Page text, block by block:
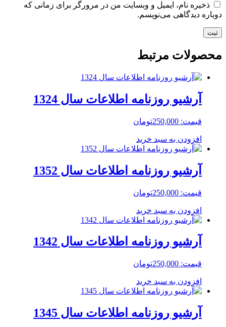
ذخیره نام، ایمیل و وبسایت من در مرورگر برای زمانی که
دوباره دیدگاهی می‌نویسم.
محصولات مرتبط
آرشیو روزنامه اطلاعات سال 1324
قیمت: 250,000تومان
افزودن به سبد خرید
آرشیو روزنامه اطلاعات سال 1352
قیمت: 250,000تومان
افزودن به سبد خرید
آرشیو روزنامه اطلاعات سال 1342
قیمت: 250,000تومان
افزودن به سبد خرید
آرشیو روزنامه اطلاعات سال 1345